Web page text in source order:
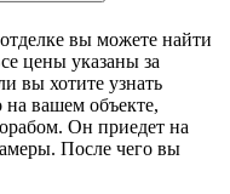
вы можете найти
цены указаны за
вы хотите узнать
вашем объекте,
Он приедет на
После чего вы